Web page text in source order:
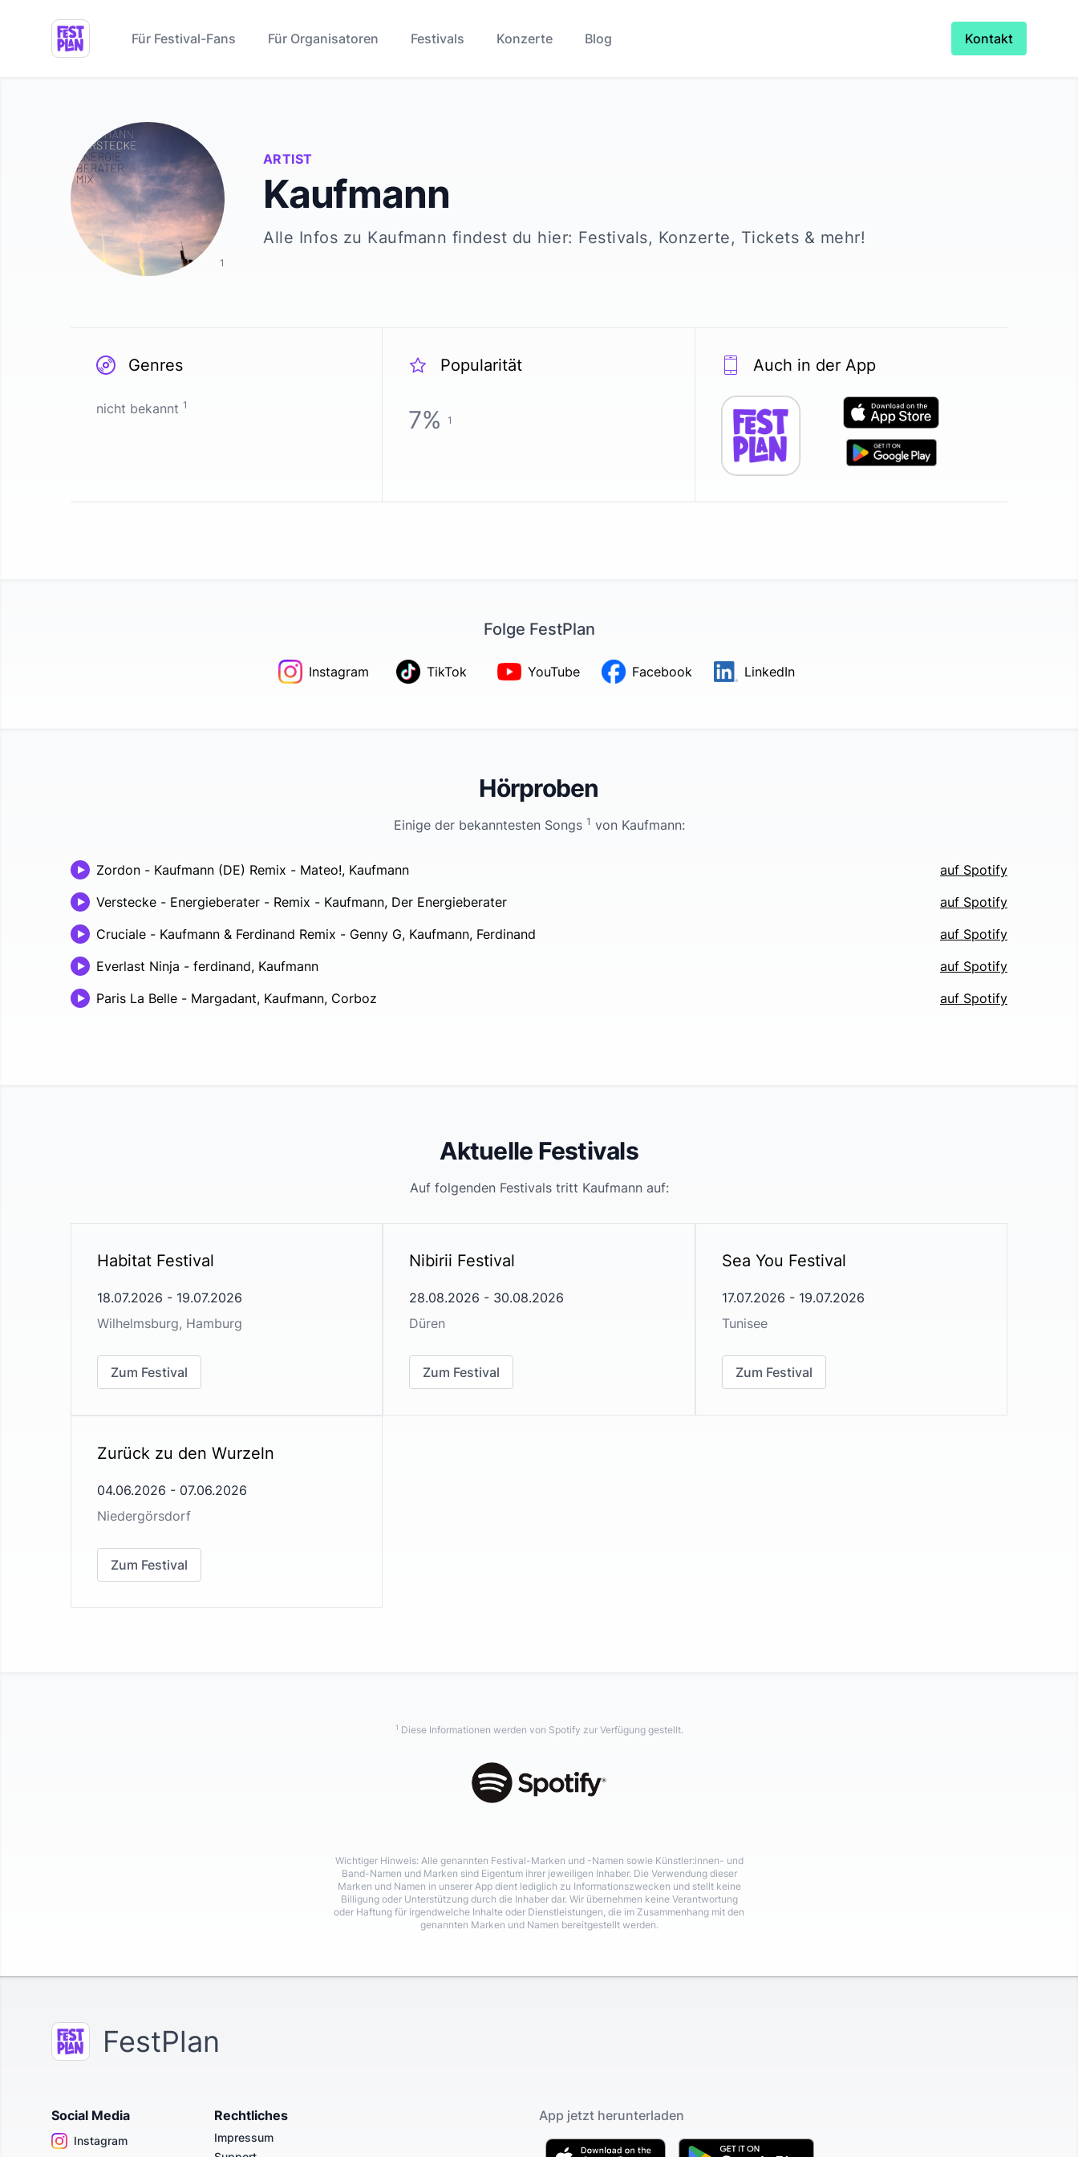
Für Festival-Fans Für Organisatoren Festivals Konzerte Blog Kontakt
ARTIST
Kaufmann
Alle Infos zu Kaufmann findest du hier: Festivals, Konzerte, Tickets & mehr!
1
Genres
nicht bekannt 1
Popularität
7% 1
Auch in der App
Folge FestPlan
Instagram TikTok YouTube Facebook LinkedIn
Hörproben
Einige der bekanntesten Songs 1 von Kaufmann:
Zordon - Kaufmann (DE) Remix - Mateo!, Kaufmann
auf Spotify
Verstecke - Energieberater - Remix - Kaufmann, Der Energieberater
auf Spotify
Cruciale - Kaufmann & Ferdinand Remix - Genny G, Kaufmann, Ferdinand
auf Spotify
Everlast Ninja - ferdinand, Kaufmann
auf Spotify
Paris La Belle - Margadant, Kaufmann, Corboz auf Spotify
Aktuelle Festivals
Auf folgenden Festivals tritt Kaufmannauf:
Habitat Festival
18.07.2026 - 19.07.2026
Wilhelmsburg, Hamburg
Zum Festival
Nibirii Festival
28.08.2026 - 30.08.2026
Düren
Zum Festival
Sea You Festival
17.07.2026 - 19.07.2026
Tunisee
Zum Festival
Zurück zu den Wurzeln
04.06.2026 - 07.06.2026
Niedergörsdorf
Zum Festival
1 Diese Informationen werden von Spotify zur Verfügung gestellt.
Wichtiger Hinweis: Alle genannten Festival-Marken und -Namen sowie Künstler:innen- und
Band-Namen und Marken sind Eigentum ihrer jeweiligen Inhaber. Die Verwendung dieser
Marken und Namen in unserer App dient lediglich zu Informationszwecken und stellt keine
Billigung oder Unterstützung durch die Inhaber dar. Wir übernehmen keine Verantwortung
oder Haftung für irgendwelche Inhalte oder Dienstleistungen, die im Zusammenhang mit den
genannten Marken und Namen bereitgestellt werden.
FestPlan
Social Media
Instagram
Rechtliches
Impressum
App jetzt herunterladen